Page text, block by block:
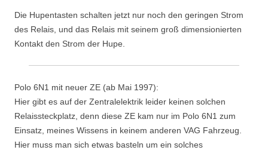
Die Hupentasten schalten jetzt nur noch den geringen Strom
des Relais, und das Relais mit seinem groß dimensionierten
Kontakt den Strom der Hupe.
Polo 6N1 mit neuer ZE (ab Mai 1997):
Hier gibt es auf der Zentralelektrik leider keinen solchen
Relaissteckplatz, denn diese ZE kam nur im Polo 6N1 zum
Einsatz, meines Wissens in keinem anderen VAG Fahrzeug.
Hier muss man sich etwas basteln um ein solches